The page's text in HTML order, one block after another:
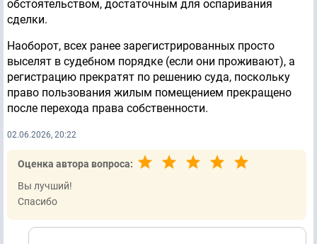
обстоятельством, достаточным для оспаривания
сделки.
Наоборот, всех ранее зарегистрированных просто
выселят в судебном порядке (если они проживают), а
регистрацию прекратят по решению суда, поскольку
право пользования жилым помещением прекращено
после перехода права собственности.
02.06.2026, 20:22
Оценка автора вопроса:
Вы лучший!
Спасибо